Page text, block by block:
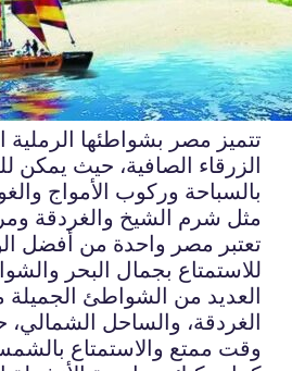
تتميز مصر بشواطئها الرملية
الزرقاء الصافية، حيث يمكن
بالسباحة وركوب الأمواج
مثل شرم الشيخ والغردقة
تعتبر مصر واحدة من أفضل
للاستمتاع بجمال البحر
العديد من الشواطئ
الغردقة، والساحل
وقت ممتع والاستمتاع